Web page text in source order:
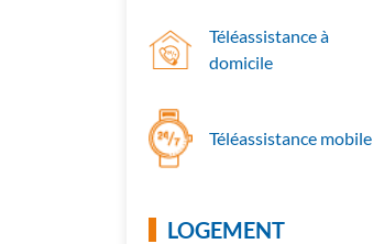
Téléassistance à
domicile
Téléassistance mobile
LOGEMENT